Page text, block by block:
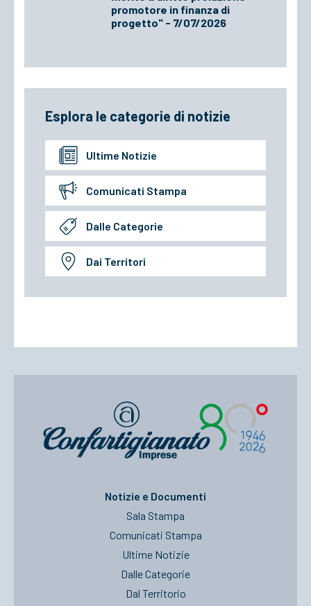
promotore in finanza di
progetto" - 7/07/2026
Esplora le categorie di notizie
Ultime Notizie
Comunicati Stampa
Dalle Categorie
Dai Territori
Notizie e Documenti
Sala Stampa
Comunicati Stampa
Ultime Notizie
Dalle Categorie
Dal Territorio